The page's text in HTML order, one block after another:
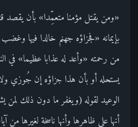
«ومن يقتل مؤمنا متعمِّدا» بأن يقصد قتله
بإيمانه «فجزاؤه جهنم خالدا فيها وغضب
من رحمته «وأعد له عذابا عظيما» في
يستحله أو بأن هذا جزاؤه إن جُوزي
الوعيد لقوله (ويغفر ما دون ذلك لمن
أنها على ظاهرها وأنها ناسخة لغيرها من